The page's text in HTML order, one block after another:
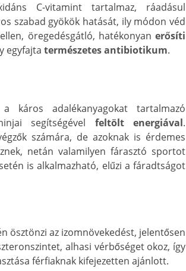
C-vitamint tartalmaz, ráadásul
szabad gyökök hatását, ily módon véd
öregedésgátló, hatékonyan erősíti
egyfajta természetes antibiotikum.
káros adalékanyagokat tartalmazó
segítségével feltölt energiával.
számára, de azoknak is érdemes
netán valamilyen fárasztó sportot
is alkalmazható, elűzi a fáradtságot
ösztönzi az izomnövekedést, jelentősen
alhasi vérbőséget okoz, így
férfiaknak kifejezetten ajánlott.